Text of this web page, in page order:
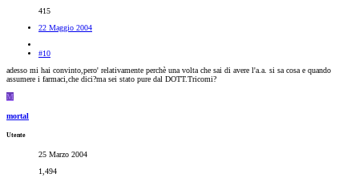
415
22 Maggio 2004
#10
adesso mi hai convinto,pero' relativamente perchè una volta che sai di avere l'a.a. si sa cosa e quando
assumere i farmaci,che dici?ma sei stato pure dal DOTT.Tricomi?
M
mortal
Utente
25 Marzo 2004
1,494